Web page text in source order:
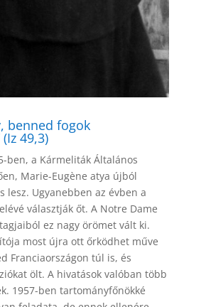
benned fogok
49,3)
ben, a Kármeliták Általános
Marie-Eugène atya újból
lesz. Ugyanebben az évben a
választják őt. A Notre Dame
ez nagy örömet vált ki.
most újra ott őrködhet műve
Franciaországon túl is, és
ölt. A hivatások valóban több
1957-ben tartományfőnökké